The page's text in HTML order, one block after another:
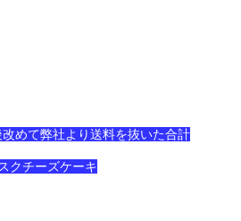
めて弊社より送料を抜いた合計
クチーズケーキ